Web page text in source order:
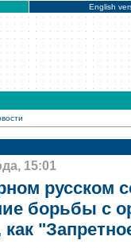
English
15:01
русском
борьбы с